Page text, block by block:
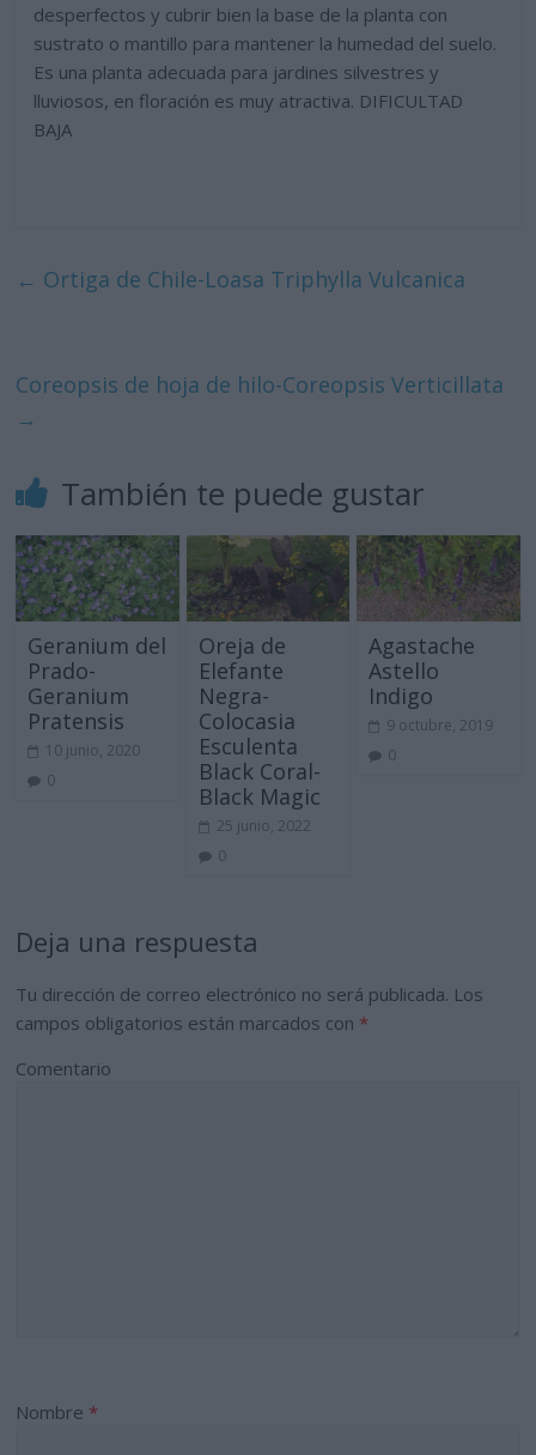
desperfectos y cubrir bien la base de la planta con
sustrato o mantillo para mantener la humedad del suelo.
Es una planta adecuada para jardines silvestres y
lluviosos, en floración es muy atractiva. DIFICULTAD
BAJA
← Ortiga de Chile-Loasa Triphylla Vulcanica
Coreopsis de hoja de hilo-Coreopsis Verticillata
→
También te puede gustar
Geranium del
Prado-
Geranium
Pratensis
10 junio, 2020
0
Oreja de
Elefante
Negra-
Colocasia
Esculenta
Black Coral-
Black Magic
25 junio, 2022
0
Agastache
Astello
Indigo
9 octubre, 2019
0
Deja una respuesta
Tu dirección de correo electrónico no será publicada. Los
campos obligatorios están marcados con *
Comentario
Nombre *